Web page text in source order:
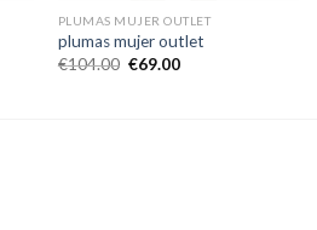
PLUMAS MUJER OUTLET
plumas mujer outlet
€104.00 €69.00